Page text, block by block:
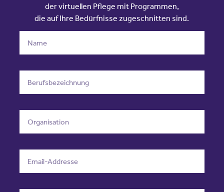
der virtuellen Pflege mit Programmen,
die auf Ihre Bedürfnisse zugeschnitten sind.